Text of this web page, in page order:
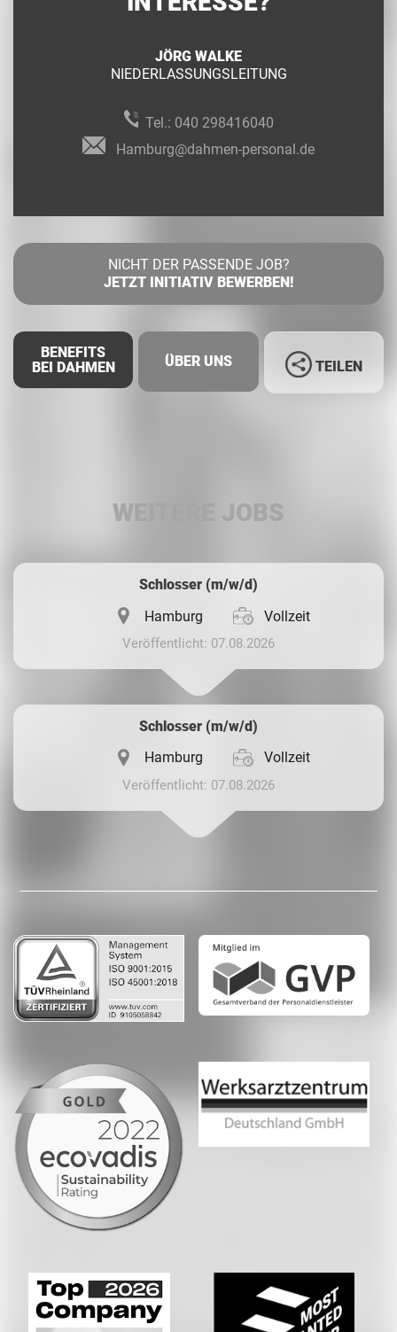
JÖRG WALKE
NIEDERLASSUNGSLEITUNG
Tel.: 040 298416040
Hamburg@dahmen-personal.de
NICHT DER PASSENDE JOB?
JETZT INITIATIV BEWERBEN!
BENEFITS
BEI DAHMEN
ÜBER UNS TEILEN
WEITERE JOBS
Schlosser (m/w/d)
Hamburg
Vollzeit
Veröffentlicht: 07.08.2026
Schlosser (m/w/d)
Hamburg
Vollzeit
Veröffentlicht: 07.08.2026